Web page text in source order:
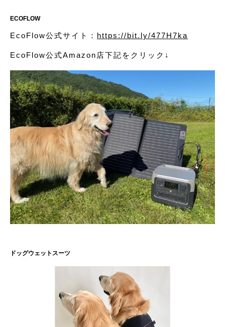
ECOFLOW
EcoFlow公式サイト： https://bit.ly/477H7ka
EcoFlow公式Amazon店下記をクリック↓
ドッグウェットスーツ